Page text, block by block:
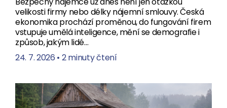
velikosti firmy nebo délky nájemní smlouvy. Česká
ekonomika prochází proměnou, do fungování firem
vstupuje umělá inteligence, mění se demografie i
způsob, jakým lidé…
24. 7. 2026 • 2 minuty čtení